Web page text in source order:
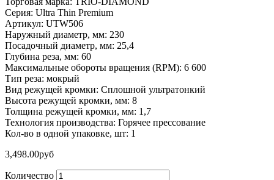
Серия: Ultra Thin Premium
Артикул: UTW506
Наружный диаметр, мм: 230
Посадочный диаметр, мм: 25,4
Глубина реза, мм: 60
Максимальные обороты вращения (RPM): 6 600
Тип реза: мокрый
Вид режущей кромки: Сплошной ультратонкий
Высота режущей кромки, мм: 8
Толщина режущей кромки, мм: 1,7
Технология производства: Горячее прессование
Кол-во в одной упаковке, шт: 1
3,498.00руб
Количество